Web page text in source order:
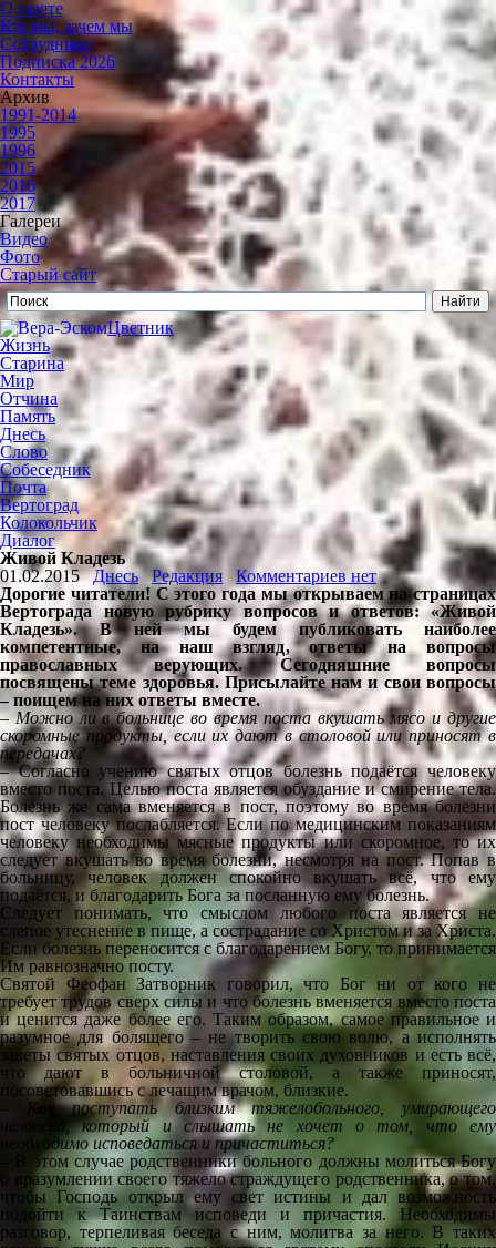
О газете
Кто мы, зачем мы
Сотрудники
Подписка 2026
Контакты
Архив
1991-2014
1995
1996
2015
2016
2017
Галереи
Видео
Фото
Старый сайт
Цветник
Жизнь
Старина
Мир
Отчина
Память
Днесь
Слово
Собеседник
Почта
Вертоград
Колокольчик
Диалог
Живой Кладезь
01.02.2015
Днесь Редакция
Комментариев нет
Дорогие читатели! С этого года мы открываем на страницах
Вертограда новую рубрику вопросов и ответов: «Живой
Кладезь». В ней мы будем публиковать наиболее
компетентные, на наш взгляд, ответы на вопросы
православных верующих. Сегодняшние вопросы
посвящены теме здоровья. Присылайте нам и свои вопросы
– поищем на них ответы вместе.
– Можно ли в больнице во время поста вкушать мясо и другие
скоромные продукты, если их дают в столовой или приносят в
передачах?
– Согласно учению святых отцов болезнь подаётся человеку
вместо поста. Целью поста является обуздание и смирение тела.
Болезнь же сама вменяется в пост, поэтому во время болезни
пост человеку послабляется. Если по медицинским показаниям
человеку необходимы мясные продукты или скоромное, то их
следует вкушать во время болезни, несмотря на пост. Попав в
больницу, человек должен спокойно вкушать всё, что ему
подаётся, и благодарить Бога за посланную ему болезнь.
Следует понимать, что смыслом любого поста является не
слепое утеснение в пище, а сострадание со Христом и за Христа.
Если болезнь переносится с благодарением Богу, то принимается
Им равнозначно посту.
Святой Феофан Затворник говорил, что Бог ни от кого не
требует трудов сверх силы и что болезнь вменяется вместо поста
и ценится даже более его. Таким образом, самое правильное и
разумное для болящего – не творить свою волю, а исполнять
заветы святых отцов, наставления своих духовников и есть всё,
что дают в больничной столовой, а также приносят,
посоветовавшись с лечащим врачом, близкие.
– Как поступать близким тяжелобольного, умирающего
человека, который и слышать не хочет о том, что ему
необходимо исповедаться и причаститься?
– В этом случае родственники больного должны молиться Богу
о вразумлении своего тяжело страждущего родственника, о том,
чтобы Господь открыл ему свет истины и дал возможность
подойти к Таинствам исповеди и причастия. Необходимы
разговор, терпеливая беседа с ним, молитва за него. В таких